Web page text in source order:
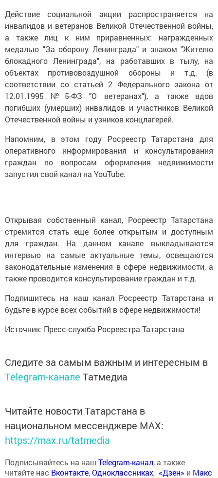
Действие социальной акции распространяется на
инвалидов и ветеранов Великой Отечественной войны,
а также лиц к ним приравненных: награжденных
медалью "За оборону Ленинграда" и знаком "Жителю
блокадного Ленинграда", на работавших в тылу, на
объектах противовоздушной обороны и т.д. (в
соответствии со статьей 2 Федерального закона от
12.01.1995 №5-ФЗ "О ветеранах"), а также вдов
погибших (умерших) инвалидов и участников Великой
Отечественной войны и узников концлагерей.
Напомним, в этом году Росреестр Татарстана для
оперативного информирования и консультирования
граждан по вопросам оформления недвижимости
запустил свой канал на YouTube.
Открывая собственный канал, Росреестр Татарстана
стремится стать еще более открытым и доступным
для граждан. На данном канале выкладываются
интервью на самые актуальные темы, освещаются
законодательные изменения в сфере недвижимости, а
также проводится консультирование граждан и т.д.
Подпишитесь на наш канал Росреестр Татарстана и
будьте в курсе всех событий в сфере недвижимости!
Источник: Пресс-служба Росреестра Татарстана
Следите за самым важным и интересным в
Telegram-канале Татмедиа
Читайте новости Татарстана в
национальном мессенджере MАХ:
https://max.ru/tatmedia
Подписывайтесь на наш Telegram-канал, а также
читайте нас Вконтакте,Одноклассниках, «Дзен» и Макс